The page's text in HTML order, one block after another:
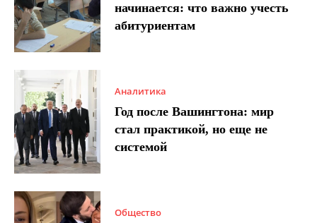
начинается: что важно учесть
абитуриентам
Аналитика
Год после Вашингтона: мир
стал практикой, но еще не
системой
Общество